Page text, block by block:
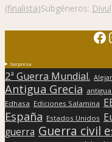
(finalista)Subgéneros:
Sorpresa
2ª Guerra Mundial.
Antigua Grecia
Edhasa Ediciones Salamina
España Estados Unidos
guerra Guerra civil